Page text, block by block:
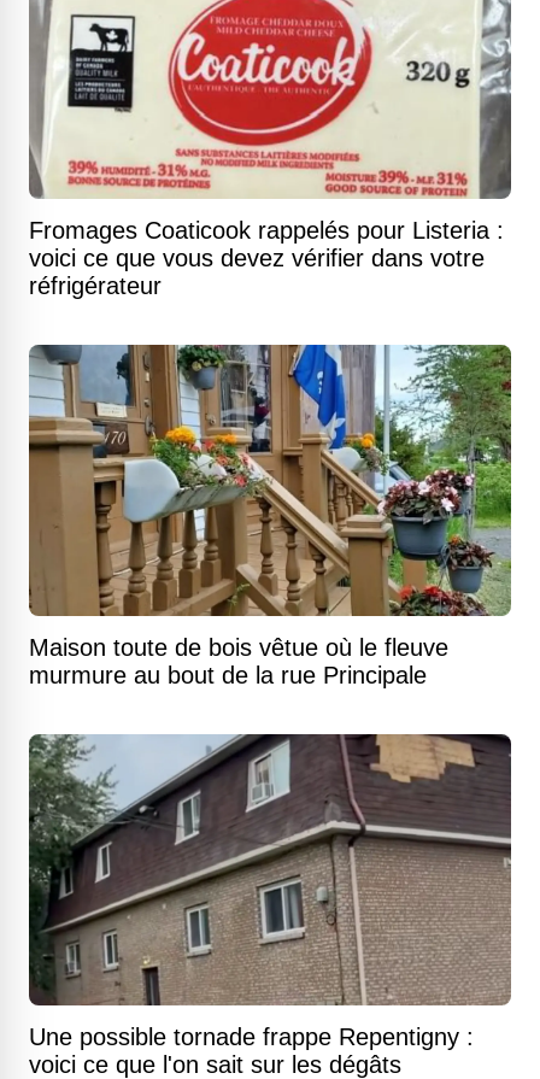
Fromages Coaticook rappelés pour Listeria :
voici ce que vous devez vérifier dans votre
réfrigérateur
Maison toute de bois vêtue où le fleuve
murmure au bout de la rue Principale
Une possible tornade frappe Repentigny :
voici ce que l'on sait sur les dégâts